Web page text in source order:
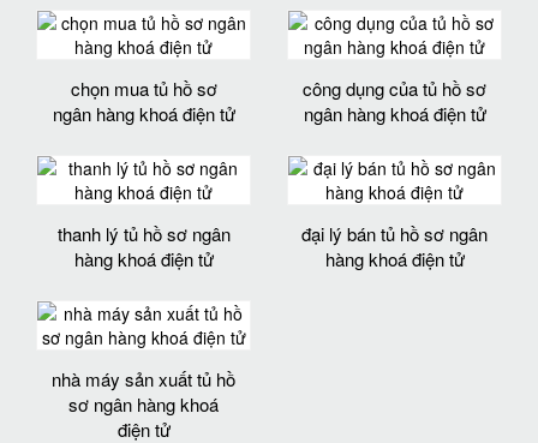
chọn mua tủ hồ sơ
ngân hàng khoá điện tử
công dụng của tủ hồ sơ
ngân hàng khoá điện tử
thanh lý tủ hồ sơ ngân
hàng khoá điện tử
đại lý bán tủ hồ sơ ngân
hàng khoá điện tử
nhà máy sản xuất tủ hồ
sơ ngân hàng khoá
điện tử